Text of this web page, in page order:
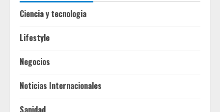
Ciencia y tecnologia
Lifestyle
Negocios
Noticias Internacionales
Sanidad